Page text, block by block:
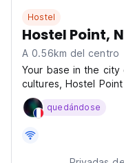
Hostel
Hostel Point,
A 0.56km del centro
Your base in the
cultures, Hostel
– it’s a welcoming
life. Just 200 meters
quedándose